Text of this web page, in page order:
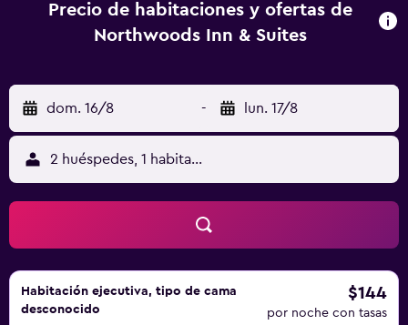
Precio de habitaciones y ofertas de
Northwoods Inn & Suites
dom. 16/8 - lun. 17/8
2 huéspedes, 1 habitación
Habitación ejecutiva, tipo de cama
desconocido
$144
por noche con tasas